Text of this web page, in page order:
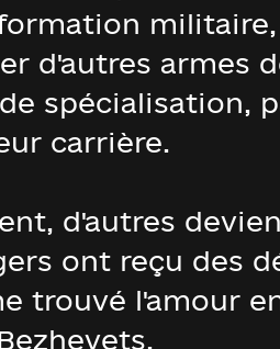
d'autres armes
spécialisation,
carrière.
d'autres
ont reçu des
trouvé l'amour